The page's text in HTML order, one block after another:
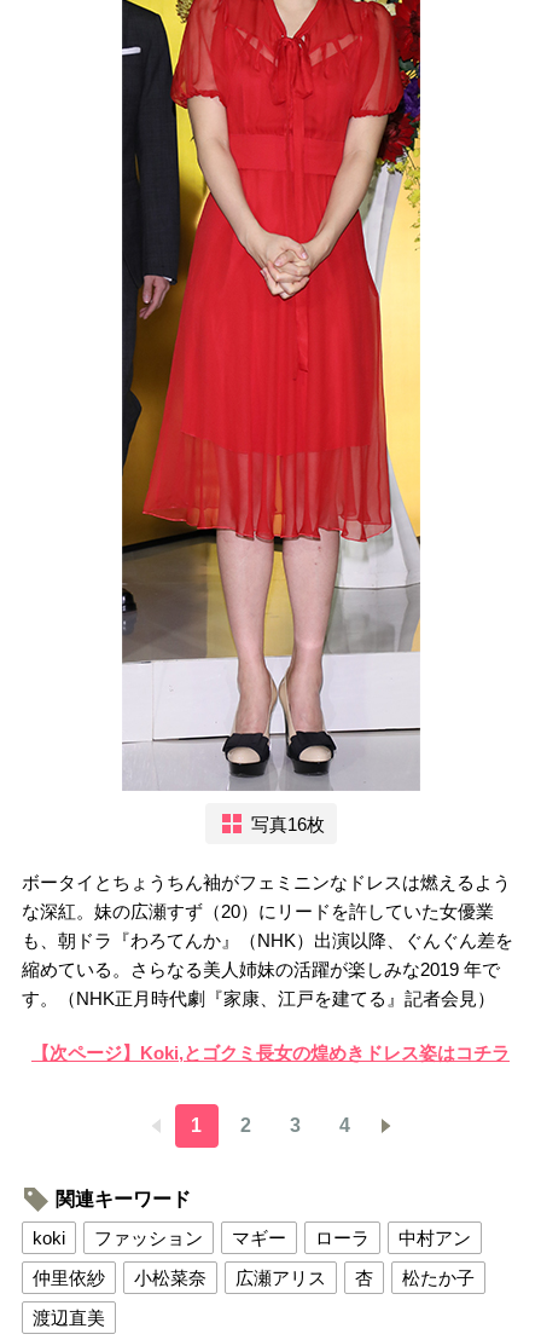
写真16枚
ボータイとちょうちん袖がフェミニンなドレスは燃えるよう
な深紅。妹の広瀬すず（20）にリードを許していた女優業
も、朝ドラ『わろてんか』（NHK）出演以降、ぐんぐん差を
縮めている。さらなる美人姉妹の活躍が楽しみな2019 年で
す。（NHK正月時代劇『家康、江戸を建てる』記者会見）
【次ページ】Koki,とゴクミ長女の煌めきドレス姿はコチラ
1 2 3 4
関連キーワード
koki
ファッション マギー ローラ
中村アン
仲里依紗
小松菜奈 広瀬アリス 杏
松たか子
渡辺直美